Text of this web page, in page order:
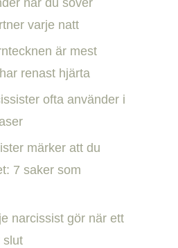
när du sover
varje natt
är mest
renast hjärta
ofta använder i
märker att du
7 saker som
narcissist gör när ett
slut